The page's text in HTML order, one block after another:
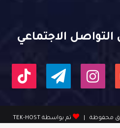
التواصل الاجتماعي
يوتيوب انستقرامتيلقرام
تم بواسطة TEK-HOST